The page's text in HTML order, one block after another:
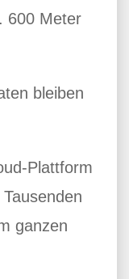
600 Meter
bleiben
Plattform
ganzen